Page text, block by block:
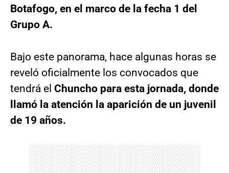
Botafogo, en el marco de la fecha 1 del
Grupo A.
Bajo este panorama, hace algunas horas se
reveló oficialmente los convocados que
tendrá el Chuncho para esta jornada, donde
llamó la atención la aparición de un juvenil
de 19 años.